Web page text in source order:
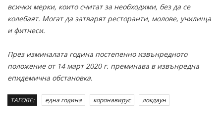
всички мерки, които считат за необходими, без да се
колебаят. Могат да затварят ресторанти, молове, училища
и фитнеси.
През изминалата година постепенно извънредното
положение от 14 март 2020 г. преминава в извънредна
епидемична обстановка.
ТАГОВЕ: една година коронавирус локдаун